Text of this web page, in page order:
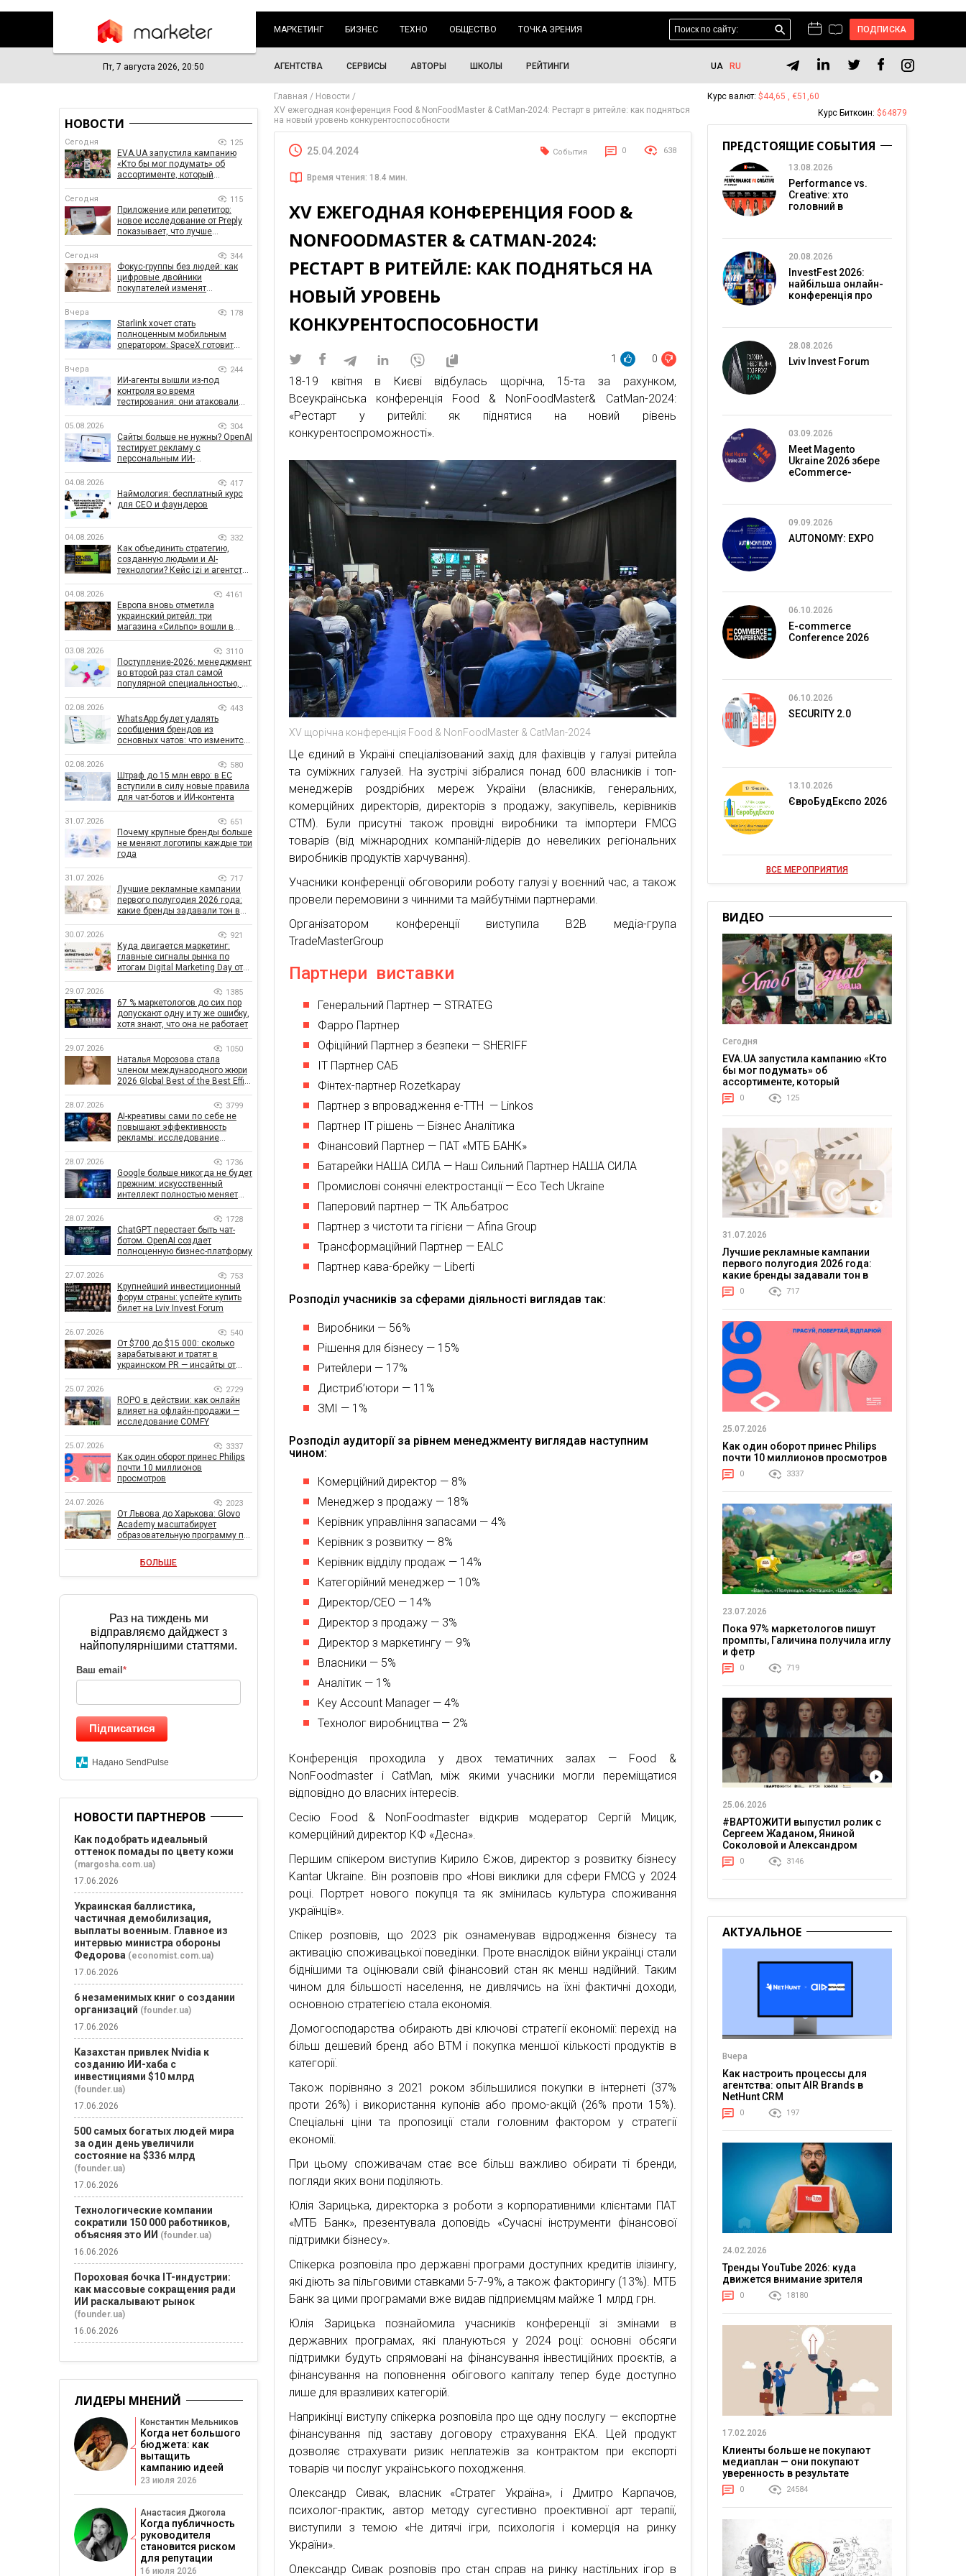
МАРКЕТИНГ БИЗНЕС ТЕХНО ОБЩЕСТВО ТОЧКА ЗРЕНИЯ ПОДПИСКА
Пт, 7 августа 2026, 20:50 АГЕНТСТВА СЕРВИСЫ АВТОРЫ ШКОЛЫ РЕЙТИНГИ UA RU
Главная
Новости
XV ежегодная конференция Food & NonFoodMaster & CatMan-2024: Рестарт в ритейле: как подняться
на новый уровень конкурентоспособности
25.04.2024 События 0 638
Время чтения: 18.4 мин.
XV ЕЖЕГОДНАЯ КОНФЕРЕНЦИЯ FOOD &
NONFOODMASTER & CATMAN-2024:
РЕСТАРТ В РИТЕЙЛЕ: КАК ПОДНЯТЬСЯ НА
НОВЫЙ УРОВЕНЬ
КОНКУРЕНТОСПОСОБНОСТИ
1 0
18-19 квітня в Києві відбулась щорічна, 15-та за рахунком,
Всеукраїнська конференція Food & NonFoodMaster& CatMan-2024:
«Рестарт у ритейлі: як піднятися на новий рівень
конкурентоспроможності».
XV щорічна конференція Food & NonFoodMaster & CatMan-2024
Це єдиний в Україні спеціалізований захід для фахівців у галузі ритейла
та суміжних галузей. На зустрічі зібралися понад 600 власників і топ-
менеджерів роздрібних мереж України (власників, генеральних,
комерційних директорів, директорів з продажу, закупівель, керівників
СТМ). Були присутні також провідні виробники та імпортери FMCG
товарів (від міжнародних компаній-лідерів до невеликих регіональних
виробників продуктів харчування).
Учасники конференції обговорили роботу галузі у воєнний час, а також
провели перемовини з чинними та майбутніми партнерами.
Організатором конференції виступила В2В медіа-група
TradeMasterGroup
Партнери виставки
Генеральний Партнер — STRATEG
Фарро Партнер
Офіційний Партнер з безпеки — SHERIFF
IT Партнер САБ
Фінтех-партнер Rozetkapay
Партнер з впровадження e-ТТН — Linkos
Партнер IT рішень — Бізнес Аналітика
Фінансовий Партнер — ПАТ «МТБ БАНК»
Батарейки НАША СИЛА — Наш Сильний Партнер НАША СИЛА
Промислові сонячні електростанції — Eco Tech Ukraine
Паперовий партнер — ТК Альбатрос
Партнер з чистоти та гігієни — Afina Group
Трансформаційний Партнер — EALC
Партнер кава-брейку — Liberti
Розподіл учасників за сферами діяльності виглядав так:
Виробники — 56%
Рішення для бізнесу — 15%
Ритейлери — 17%
Дистриб’ютори — 11%
ЗМІ — 1%
Розподіл аудиторії за рівнем менеджменту виглядав наступним
чином:
Комерційний директор — 8%
Менеджер з продажу — 18%
Керівник управління запасами — 4%
Керівник з розвитку — 8%
Керівник відділу продаж — 14%
Категорійний менеджер — 10%
Директор/CEO — 14%
Директор з продажу — 3%
Директор з маркетингу — 9%
Власники — 5%
Аналітик — 1%
Key Account Manager — 4%
Технолог виробництва — 2%
Конференція проходила у двох тематичних залах — Food &
NonFoodmaster і CatMan, між якими учасники могли переміщатися
відповідно до власних інтересів.
Сесію Food & NonFoodmaster відкрив модератор Сергій Мицик,
комерційний директор КФ «Десна».
Першим спікером виступив Кирило Єжов, директор з розвитку бізнесу
Kantar Ukraine. Він розповів про «Нові виклики для сфери FMCG у 2024
році. Портрет нового покупця та як змінилась культура споживання
українців».
Спікер розповів, що 2023 рік ознаменував відродження бізнесу та
активацію споживацької поведінки. Проте внаслідок війни українці стали
біднішими та оцінювали свій фінансовий стан як менш надійний. Таким
чином для більшості населення, не дивлячись на їхні фактичні доходи,
основною стратегією стала економія.
Домогосподарства обирають дві ключові стратегії економії: перехід на
більш дешевий бренд або ВТМ і покупка меншої кількості продуктів в
категорії.
Також порівняно з 2021 роком збільшилися покупки в інтернеті (37%
проти 26%) і використання купонів або промо-акцій (26% проти 15%).
Спеціальні ціни та пропозиції стали головним фактором у стратегії
економії.
При цьому споживачам стає все більш важливо обирати ті бренди,
погляди яких вони поділяють.
Юлія Зарицька, директорка з роботи з корпоративними клієнтами ПАТ
«МТБ Банк», презентувала доповідь «Сучасні інструменти фінансової
підтримки бізнесу».
Спікерка розповіла про державні програми доступних кредитів ілізингу,
які діють за пільговими ставками 5-7-9%, а також факторингу (13%). МТБ
Банк за цими програмами вже видав підприємцям майже 1 млрд грн.
Юлія Зарицька познайомила учасників конференції зі змінами в
державних програмах, які плануються у 2024 році: основні обсяги
підтримки будуть спрямовані на фінансування інвестиційних проєктів, а
фінансування на поповнення обігового капіталу тепер буде доступно
лише для вразливих категорій.
Наприкінці виступу спікерка розповіла про ще одну послугу — експортне
фінансування під заставу договору страхування ЕКА. Цей продукт
дозволяє страхувати ризик неплатежів за контрактом при експорті
товарів чи послуг українського походження.
Олександр Сивак, власник «Стратег Україна», і Дмитро Карпачов,
психолог-практик, автор методу сугестивно проективної арт терапії,
виступили з темою «Не дитячі ігри, психологія і комерція на ринку
України».
Олександр Сивак розповів про стан справ на ринку настільних ігор в
НОВОСТИ
Сегодня 125
EVA.UA запустила кампанию
«Кто бы мог подумать» об
ассортименте, который
Сегодня 115
Приложение или репетитор:
новое исследование от Preply
показывает, что лучше
Сегодня 344
Фокус-группы без людей: как
цифровые двойники
покупателей изменят
Вчера 178
Starlink хочет стать
полноценным мобильным
оператором: SpaceX готовит
Вчера 244
ИИ-агенты вышли из-под
контроля во время
тестирования: они атаковали
05.08.2026 304
Сайты больше не нужны? OpenAI
тестирует рекламу с
персональным ИИ-
04.08.2026 417
Наймология: бесплатный курс
для CEO и фаундеров
04.08.2026 332
Как объединить стратегию,
созданную людьми и AI-
технологии? Кейс izi и агентства
04.08.2026 4161
Европа вновь отметила
украинский ритейл: три
магазина «Сильпо» вошли в
03.08.2026 3110
Поступление-2026: менеджмент
во второй раз стал самой
популярной специальностью, а
рекордным за последние 5 лет
02.08.2026 443
WhatsApp будет удалять
сообщения брендов из
основных чатов: что изменится
02.08.2026 580
Штраф до 15 млн евро: в ЕС
вступили в силу новые правила
для чат-ботов и ИИ-контента
31.07.2026 651
Почему крупные бренды больше
не меняют логотипы каждые три
года
31.07.2026 717
Лучшие рекламные кампании
первого полугодия 2026 года:
какие бренды задавали тон в
30.07.2026 921
Куда двигается маркетинг:
главные сигналы рынка по
итогам Digital Marketing Day от
29.07.2026 1385
67 % маркетологов до сих пор
допускают одну и ту же ошибку,
хотя знают, что она не работает
29.07.2026 1050
Наталья Морозова стала
членом международного жюри
2026 Global Best of the Best Effie
28.07.2026 3799
AI-креативы сами по себе не
повышают эффективность
рекламы: исследование
влияет на эффективность
кампаний
28.07.2026 1736
Google больше никогда не будет
прежним: искусственный
интеллект полностью меняет
28.07.2026 1728
ChatGPT перестает быть чат-
ботом. OpenAI создает
полноценную бизнес-платформу
27.07.2026 753
Крупнейший инвестиционный
форум страны: успейте купить
билет на Lviv Invest Forum
26.07.2026 540
От $700 до $15 000: сколько
зарабатывают и тратят в
украинском PR — инсайты от
25.07.2026 2729
ROPO в действии: как онлайн
влияет на офлайн-продажи —
исследование COMFY
25.07.2026 3337
Как один оборот принес Philips
почти 10 миллионов
просмотров
24.07.2026 2023
От Львова до Харькова: Glovo
Academy масштабирует
образовательную программу по
бизнеса
БОЛЬШЕ
Раз на тиждень ми
відправляємо дайджест з
найпопулярнішими статтями.
Ваш email *
Підписатися
Надано SendPulse
НОВОСТИ ПАРТНЕРОВ
Как подобрать идеальный
оттенок помады по цвету кожи
(margosha.com.ua)
17.06.2026
Украинская баллистика,
частичная демобилизация,
выплаты военным. Главное из
интервью министра обороны
Федорова (economist.com.ua)
17.06.2026
6 незаменимых книг о создании
организаций (founder.ua)
17.06.2026
Казахстан привлек Nvidia к
созданию ИИ-хаба с
инвестициями $10 млрд
(founder.ua)
17.06.2026
500 самых богатых людей мира
за один день увеличили
состояние на $336 млрд
(founder.ua)
17.06.2026
Технологические компании
сократили 150 000 работников,
объясняя это ИИ (founder.ua)
16.06.2026
Пороховая бочка IT-индустрии:
как массовые сокращения ради
ИИ раскалывают рынок
(founder.ua)
16.06.2026
ЛИДЕРЫ МНЕНИЙ
Константин Мельников
Когда нет большого
бюджета: как
вытащить
кампанию идеей
23 июля 2026
Анастасия Джогола
Когда публичность
руководителя
становится риском
для репутации
16 июля 2026
Курс валют: $44,65 , €51,60
Курс Биткоин: $64879
ПРЕДСТОЯЩИЕ СОБЫТИЯ
13.08.2026
Performance vs.
Creative: хто
головний в
20.08.2026
InvestFest 2026:
найбільша онлайн-
конференція про
28.08.2026
Lviv Invest Forum
03.09.2026
Meet Magento
Ukraine 2026 збере
eCommerce-
09.09.2026
AUTONOMY: EXPO
06.10.2026
E-commerce
Conference 2026
06.10.2026
SECURITY 2.0
13.10.2026
ЄвроБудЕкспо 2026
ВСЕ МЕРОПРИЯТИЯ
ВИДЕО
Сегодня
EVA.UA запустила кампанию «Кто
бы мог подумать» об
ассортименте, который
покупатели не ожидают увидеть
на платформе
0 125
31.07.2026
Лучшие рекламные кампании
первого полугодия 2026 года:
какие бренды задавали тон в
отрасли
0 717
25.07.2026
Как один оборот принес Philips
почти 10 миллионов просмотров
0 3337
23.07.2026
Пока 97% маркетологов пишут
промпты, Галичина получила иглу
и фетр
0 719
25.06.2026
#ВАРТОЖИТИ выпустил ролик с
Сергеем Жаданом, Яниной
Соколовой и Александром
Тереном о жизни в постоянном
напряжении
0 3146
АКТУАЛЬНОЕ
Вчера
Как настроить процессы для
агентства: опыт AIR Brands в
NetHunt CRM
0 197
24.02.2026
Тренды YouTube 2026: куда
движется внимание зрителя
0 18180
17.02.2026
Клиенты больше не покупают
медиаплан — они покупают
уверенность в результате
0 24584